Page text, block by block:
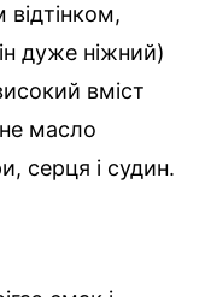
дуже ніжний)
вміст
масло
серця і судин.